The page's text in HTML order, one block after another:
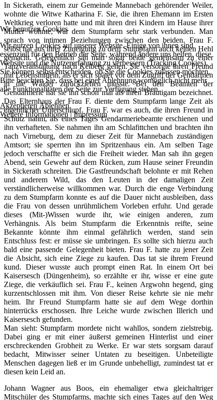
In Sickerath, einem zur Gemeinde Mannebach gehörender Weiler,
wohnte die Witwe Katharina F. Sie, die ihren Ehemann im Ersten
Weltkrieg verloren hatte und mit ihren drei Kindern im Hause ihrer
Mutter wohnte, war dem Stumpfarm sehr stark verbunden. Man
sprach von intimen Beziehungen zwischen den beiden. Frau F.
selbst hat aus ihrer Zuneigung zu dem Stumpfarm auch keinen Hehl
gemacht. Gelegentlich sah man sogar beide gemeinsam zu einer
Tanzveranstaltung nach Kelberg gehen. Sie versorgte ihren Freund
mit Lebensmitteln, als er sich später vor dem Zugriff der Gendarmen
in die Wälder zurückziehen musste. Bei den Beamten der
Gendarmerie hat sie ihn schon mal als ihren Bräutigam bezeichnet.
Das Elternhaus der Frau F. diente dem Stumpfarm lange Zeit als
eigentlicher Unterschlupf. Frau F. war es auch, die ihren Freund in
Schutz nahm, als eines Tages Gendarmeriebeamte erschienen und
ihn verhafteten. Sie nahmen ihn am Schlafittchen und brachten ihn
nach Virneburg, dem zu dieser Zeit für Mannebach zuständigen
Amtsort; sie sperrten ihn im Spritzenhaus ein. Am selben Tage
jedoch verschaffte er sich die Freiheit wieder. Man sah ihn gegen
Abend, sein Gewehr auf dem Rücken, zum Hause seiner Freundin
in Sickerath schreiten. Die Gastfreundschaft belohnte er mit Rehen
und anderem Wild, das den Leuten in der damaligen Zeit
verständlicherweise willkommen war. Durch die enge Verbindung
zu dem Stumpfarm konnte es auf die Dauer nicht ausbleiben, dass
die Frau von dessen unrühmlichem Vorleben erfuhr. Und gerade
dieses (Mit-)Wissen wurde ihr, wie einigen anderen, zum
Verhängnis. Als beim Stumpfarm die Erkenntnis reifte, seine
Bekannte könnte ihm einmal gefährlich werden, stand sein
Entschluss fest: er müsse sie umbringen. Es sollte sich hierzu auch
bald eine passende Gelegenheit bieten. Frau F. hatte zu jener Zeit
die Absicht, sich eine Ziege zu kaufen. Das tat sie ihrem Freund
kund. Dieser wusste auch prompt einen Rat. In einem Ort bei
Kaisersesch (Düngenheim), so erzählte er ihr, wisse er eine gute
Ziege, die verkäuflich sei. Frau F., keinen Argwohn hegend, ging
kurzentschlossen mit ihm. Von dieser Reise kehrte sie nie mehr
heim. Ihr Freund Stumpfarm hatte sie auf dem Wege dorthin
hinterrücks erschossen. Ihre Leiche wurde zwischen Illerich und
Kaisersesch gefunden.
Man sieht: Stumpfarm mordete nicht wahllos, sondern zielstrebig.
Dabei ging er mit einer äußerst gemeinen Hinterlist und einer
erschreckenden Grobheit zu Werke. Er war stets sorgsam darauf
bedacht, Mitwisser seiner Untaten zu beseitigen. Unbeteiligte
Menschen dagegen ließ er im Grunde unbehelligt, zumindest tat er
diesen kein Leid an.
Johann Wagner aus Boos, ein ehemaliger etwa gleichaltriger
Mitschüler des Stumpfarms, machte sich eines Tages auf den Weg
Wir benutzen Cookies
Wir nutzen Cookies auf unserer Website. Einige von ihnen sind
essenziell für den Betrieb der Seite, während andere uns helfen, diese
Website und die Nutzererfahrung zu verbessern (Tracking Cookies).
Sie können selbst entscheiden, ob Sie die Cookies zulassen möchten.
Bitte beachten Sie, dass bei einer Ablehnung womöglich nicht mehr
alle Funktionalitäten der Seite zur Verfügung stehen.
Akzeptieren Ablehnen
Weitere Informationen|Impressum